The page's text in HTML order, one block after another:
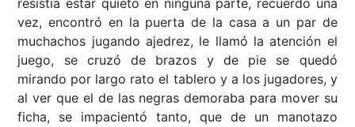
resistía estar quieto en ninguna parte, recuerdo una
vez, encontró en la puerta de la casa a un par de
muchachos jugando ajedrez, le llamó la atención el
juego, se cruzó de brazos y de pie se quedó
mirando por largo rato el tablero y a los jugadores, y
al ver que el de las negras demoraba para mover su
ficha, se impacientó tanto, que de un manotazo